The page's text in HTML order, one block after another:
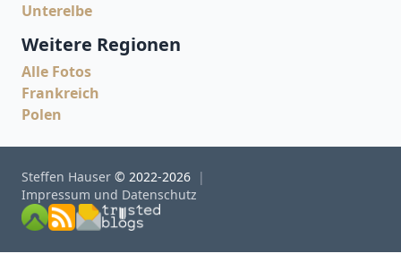
Unterelbe
Weitere Regionen
Alle Fotos
Frankreich
Polen
Steffen Hauser © 2022-2026
Impressum und Datenschutz